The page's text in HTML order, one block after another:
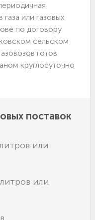
или газовых
по договору
сельском
готов
круглосуточно
поставок
или
или